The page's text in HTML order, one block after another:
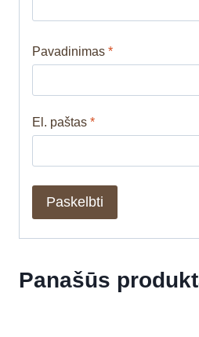
Pavadinimas *
El. paštas *
Panašūs